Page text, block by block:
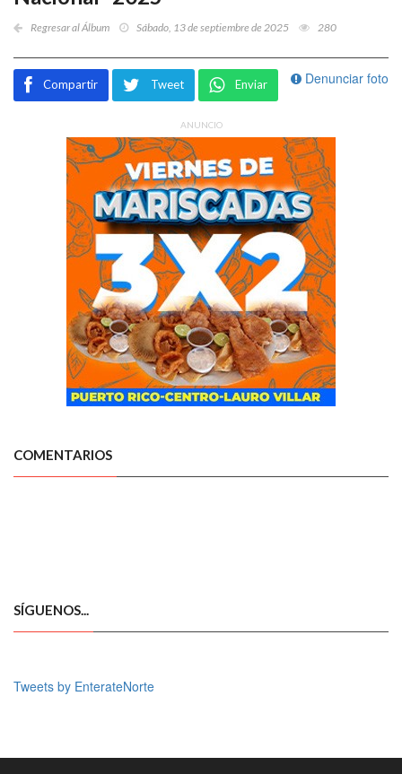
Regresar al Álbum Sábado, 13 de septiembre de 2025 280
Denunciar foto
Compartir Tweet Enviar
ANUNCIO
COMENTARIOS
SÍGUENOS...
Tweets by EnterateNorte